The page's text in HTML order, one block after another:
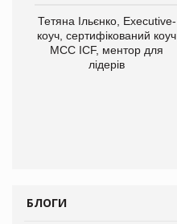
Тетяна Ільєнко, Executive-
коуч, сертифікований коуч
МСС ICF, ментор для
лідерів
БЛОГИ